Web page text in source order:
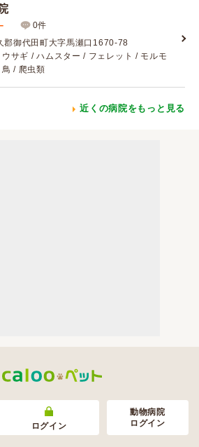
0件
郡御代田町大字馬瀬口1670-78
サギ / ハムスター / フェレット / モルモ
/ 爬虫類
近くの病院をもっと見る
ログイン
動物病院
ログイン